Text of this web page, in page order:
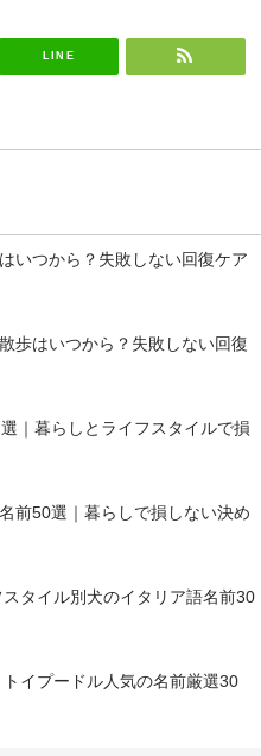
LINE
いつから？失敗しない回復ケア
歩はいつから？失敗しない回復
｜暮らしとライフスタイルで損
前50選｜暮らしで損しない決め
タイル別犬のイタリア語名前30
イプードル人気の名前厳選30